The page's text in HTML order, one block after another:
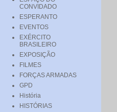
CONVIDADO
ESPERANTO
EVENTOS
EXÉRCITO
BRASILEIRO
EXPOSIÇÃO
FILMES
FORÇAS ARMADAS
GPD
História
HISTÓRIAS